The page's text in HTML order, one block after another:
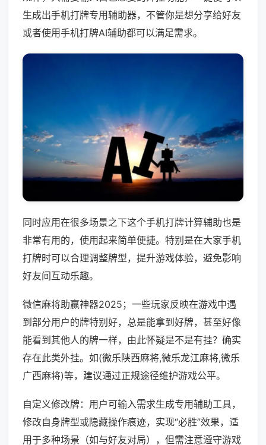
生成出手机打牌专用辅助器，不管你是想分享给好友
或者使用手机打牌AI辅助都可以满足需求。
同时应用在很多场景之下这个手机打牌计算辅助也是
非常有用的，使用起来简单便捷。特别是在大家手机
打牌时可以合理调整牌型，提升游戏体验，避免影响
好友间互动乐趣。
微信麻将助赢神器2025；一些玩家反映在游戏中遇
到部分用户的牌特别好，总是能拿到好牌，甚至好像
能看到其他人的牌一样，由此怀疑是不是有挂？确实
存在此类外挂。如(微乐陕西麻将,微乐龙江麻将,微乐
广西麻将)等，建议通过正规途径维护游戏公平。
自定义修改牌：用户可输入需求生成专用辅助工具，
修改自身牌型或隐藏操作痕迹，实现“必胜”效果，适
用于多种场景（如与好友对局），但需注意遵守游戏